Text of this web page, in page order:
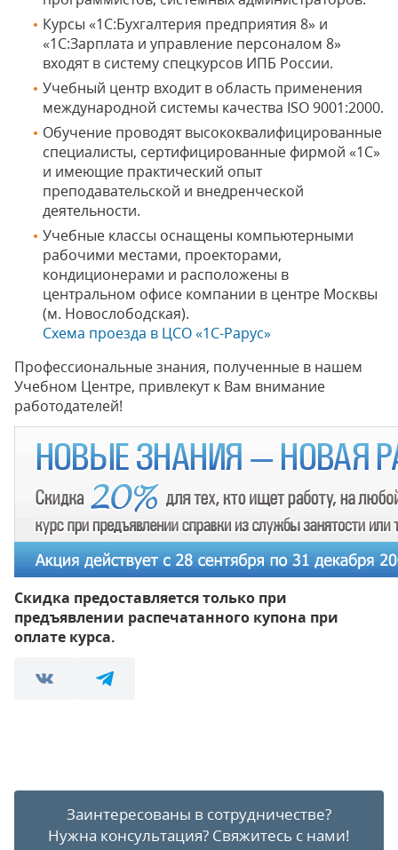
Курсы «1С:Бухгалтерия предприятия 8» и
«1С:Зарплата и управление персоналом 8»
входят в систему спецкурсов ИПБ России.
Учебный центр входит в область применения
международной системы качества ISO 9001:2000.
Обучение проводят высококвалифицированные
специалисты, сертифицированные фирмой «1С»
и имеющие практический опыт
преподавательской и внедренческой
деятельности.
Учебные классы оснащены компьютерными
рабочими местами, проекторами,
кондиционерами и расположены в
центральном офисе компании в центре Москвы
(м. Новослободская).
Схема проезда в ЦСО «1С-Рарус»
Профессиональные знания, полученные в нашем
Учебном Центре, привлекут к Вам внимание
работодателей!
Скидка предоставляется только при
предъявлении распечатанного купона при
оплате курса.
Заинтересованы в сотрудничестве?
Нужна консультация? Свяжитесь с нами!